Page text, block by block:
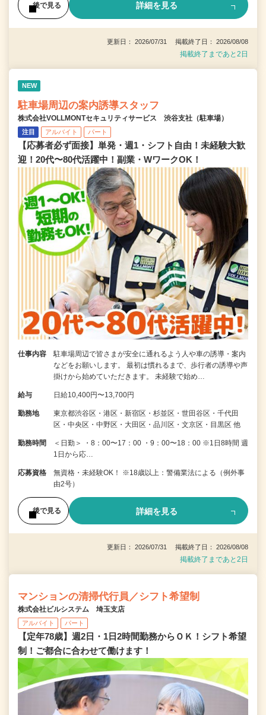
後で見る 詳細を見る
更新日： 2026/07/31 掲載終了日： 2026/08/08
掲載終了まであと2日
NEW
駐車場周辺の案内誘導スタッフ
株式会社VOLLMONTセキュリティサービス 渋谷支社（駐車場）
注目 アルバイト パート
【応募者必ず面接】単発・週1・シフト自由！未経験大歓
迎！20代〜80代活躍中！副業・WワークOK！
仕事内容
駐車場周辺で皆さまが安全に通れるよう人や車の誘導・案内
などをお願いします。 最初は慣れるまで、歩行者の誘導や声
掛けから始めていただきます。 未経験で始め…
給与 日給10,400円〜13,700円
勤務地
東京都渋谷区・港区・新宿区・杉並区・世田谷区・千代田
区・中央区・中野区・大田区・品川区・文京区・目黒区 他
勤務時間
＜日勤＞ ・8：00〜17：00 ・9：00〜18：00 ※1日8時間 週
1日から応…
応募資格
無資格・未経験OK！ ※18歳以上：警備業法による（例外事
由2号）
後で見る 詳細を見る
更新日： 2026/07/31 掲載終了日： 2026/08/08
掲載終了まであと2日
マンションの清掃代行員／シフト希望制
株式会社ビルシステム 埼玉支店
アルバイト パート
【定年78歳】週2日・1日2時間勤務からＯＫ！シフト希望
制！ご都合に合わせて働けます！